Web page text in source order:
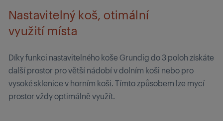
Nastavitelný koš, otimální
využití místa
Díky funkci nastavitelného koše Grundig do 3 poloh získáte
další prostor pro větší nádobí v dolním koši nebo pro
vysoké sklenice v horním koši. Tímto způsobem lze mycí
prostor vždy optimálně využít.